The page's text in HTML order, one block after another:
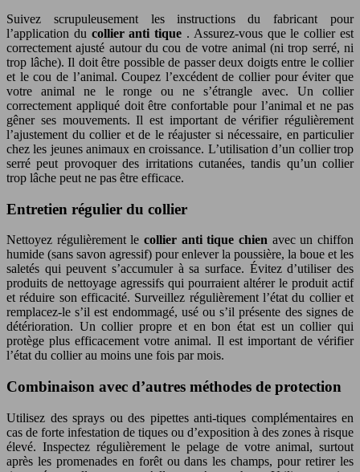
Suivez scrupuleusement les instructions du fabricant pour
l’application du collier anti tique . Assurez-vous que le collier est
correctement ajusté autour du cou de votre animal (ni trop serré, ni
trop lâche). Il doit être possible de passer deux doigts entre le collier
et le cou de l’animal. Coupez l’excédent de collier pour éviter que
votre animal ne le ronge ou ne s’étrangle avec. Un collier
correctement appliqué doit être confortable pour l’animal et ne pas
gêner ses mouvements. Il est important de vérifier régulièrement
l’ajustement du collier et de le réajuster si nécessaire, en particulier
chez les jeunes animaux en croissance. L’utilisation d’un collier trop
serré peut provoquer des irritations cutanées, tandis qu’un collier
trop lâche peut ne pas être efficace.
Entretien régulier du collier
Nettoyez régulièrement le collier anti tique chien avec un chiffon
humide (sans savon agressif) pour enlever la poussière, la boue et les
saletés qui peuvent s’accumuler à sa surface. Évitez d’utiliser des
produits de nettoyage agressifs qui pourraient altérer le produit actif
et réduire son efficacité. Surveillez régulièrement l’état du collier et
remplacez-le s’il est endommagé, usé ou s’il présente des signes de
détérioration. Un collier propre et en bon état est un collier qui
protège plus efficacement votre animal. Il est important de vérifier
l’état du collier au moins une fois par mois.
Combinaison avec d’autres méthodes de protection
Utilisez des sprays ou des pipettes anti-tiques complémentaires en
cas de forte infestation de tiques ou d’exposition à des zones à risque
élevé. Inspectez régulièrement le pelage de votre animal, surtout
après les promenades en forêt ou dans les champs, pour retirer les